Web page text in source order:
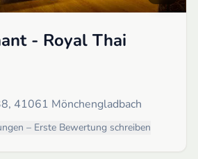
- Royal Thai
41061 Mönchengladbach
– Erste Bewertung schreiben